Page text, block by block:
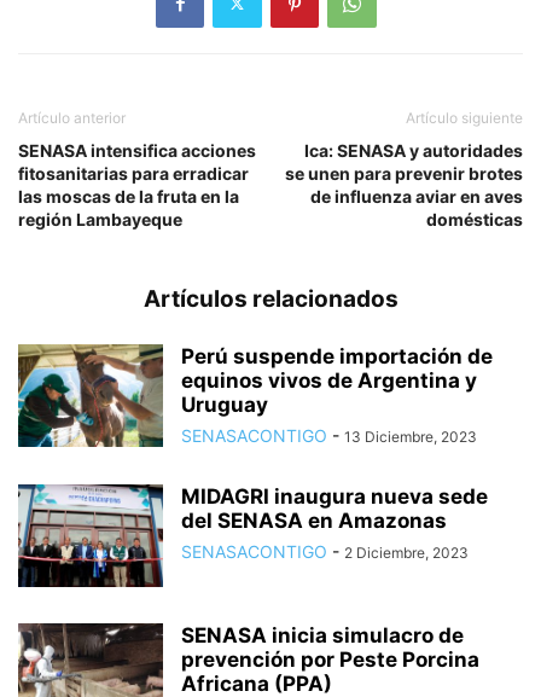
Artículo anterior
SENASA intensifica acciones
fitosanitarias para erradicar
las moscas de la fruta en la
región Lambayeque
Artículo siguiente
Ica: SENASA y autoridades
se unen para prevenir brotes
de influenza aviar en aves
domésticas
Artículos relacionados
Perú suspende importación de
equinos vivos de Argentina y
Uruguay
SENASACONTIGO - 13 Diciembre, 2023
MIDAGRI inaugura nueva sede
del SENASA en Amazonas
SENASACONTIGO - 2 Diciembre, 2023
SENASA inicia simulacro de
prevención por Peste Porcina
Africana (PPA)